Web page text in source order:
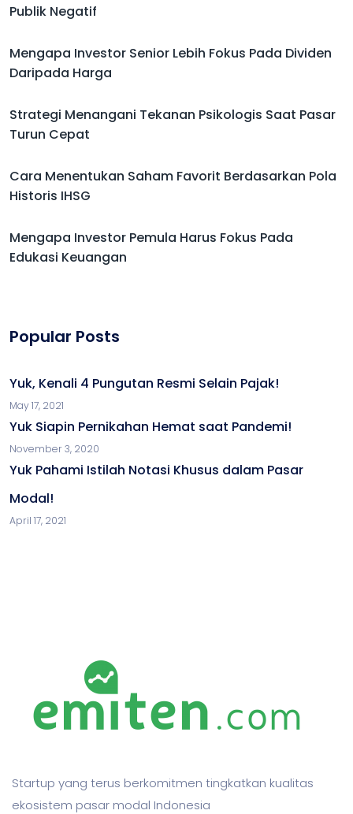
Publik Negatif
Mengapa Investor Senior Lebih Fokus Pada Dividen
Daripada Harga
Strategi Menangani Tekanan Psikologis Saat Pasar
Turun Cepat
Cara Menentukan Saham Favorit Berdasarkan Pola
Historis IHSG
Mengapa Investor Pemula Harus Fokus Pada
Edukasi Keuangan
Popular Posts
Yuk, Kenali 4 Pungutan Resmi Selain Pajak!
May 17, 2021
Yuk Siapin Pernikahan Hemat saat Pandemi!
November 3, 2020
Yuk Pahami Istilah Notasi Khusus dalam Pasar
Modal!
April 17, 2021
Startup yang terus berkomitmen tingkatkan kualitas
ekosistem pasar modal Indonesia